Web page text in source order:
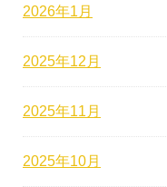
2026年1月
2025年12月
2025年11月
2025年10月